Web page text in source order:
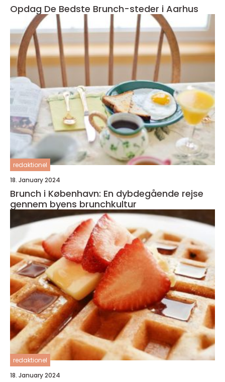
Opdag De Bedste Brunch-steder i Aarhus
redaktionel
18. January 2024
Brunch i København: En dybdegående rejse
gennem byens brunchkultur
redaktionel
18. January 2024